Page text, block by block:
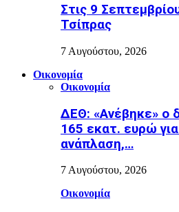
Στις 9
Τσίπρας
7 Αυγούστου, 2026
Οικονομία
Οικονομία
ΔΕΘ: «Ανέβηκε» ο
165 εκατ. ευρώ
ανάπλαση,…
7 Αυγούστου, 2026
Οικονομία